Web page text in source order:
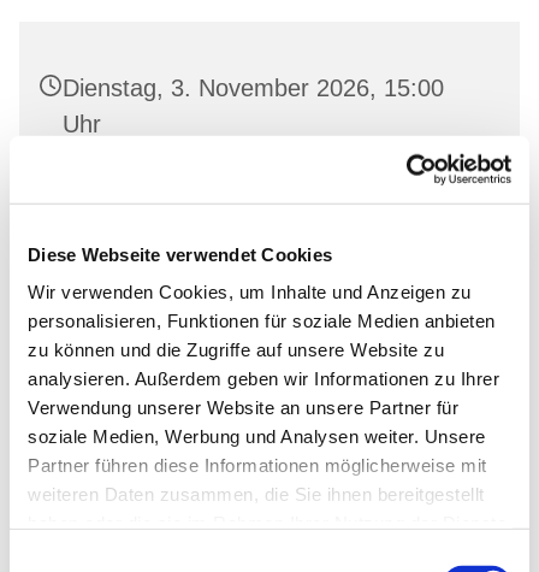
Diese Webseite verwendet Cookies
Wir verwenden Cookies, um Inhalte und Anzeigen zu
personalisieren, Funktionen für soziale Medien anbieten
zu können und die Zugriffe auf unsere Website zu
analysieren. Außerdem geben wir Informationen zu Ihrer
Verwendung unserer Website an unsere Partner für
soziale Medien, Werbung und Analysen weiter. Unsere
Partner führen diese Informationen möglicherweise mit
weiteren Daten zusammen, die Sie ihnen bereitgestellt
Dienstag, 3. November 2026, 15:00
Uhr